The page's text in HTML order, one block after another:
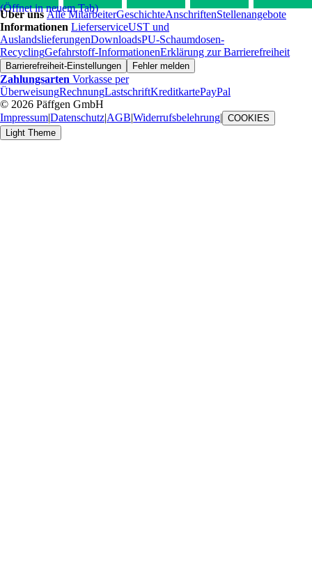
(Öffnet in neuem Tab)
Über unsAlle MitarbeiterGeschichteAnschriftenStellenangebote
Informationen LieferserviceUST und
AuslandslieferungenDownloadsPU-Schaumdosen-
RecyclingGefahrstoff-InformationenErklärung zur Barrierefreiheit
Barrierefreiheit-Einstellungen Fehler melden
Zahlungsarten Vorkasse per
ÜberweisungRechnungLastschriftKreditkartePayPal
© 2026 Päffgen GmbH
Impressum|Datenschutz|AGB|Widerrufsbelehrung| COOKIES
Light Theme